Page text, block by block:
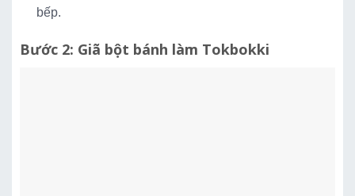
bếp.
Bước 2: Giã bột bánh làm Tokbokki